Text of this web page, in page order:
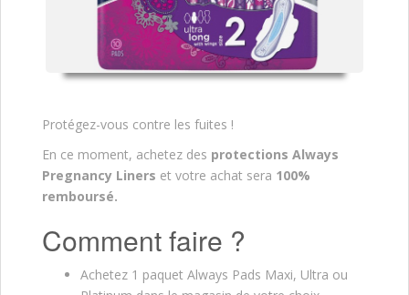
Protégez-vous contre les fuites !
En ce moment, achetez des protections Always
Pregnancy Liners et votre achat sera 100%
remboursé.
Comment faire ?
Achetez 1 paquet Always Pads Maxi, Ultra ou